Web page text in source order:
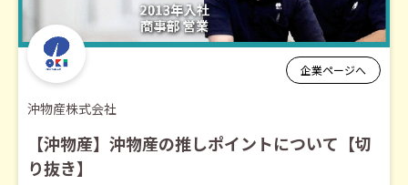
企業ページへ
沖物産株式会社
【沖物産】沖物産の推しポイントについて【切
り抜き】